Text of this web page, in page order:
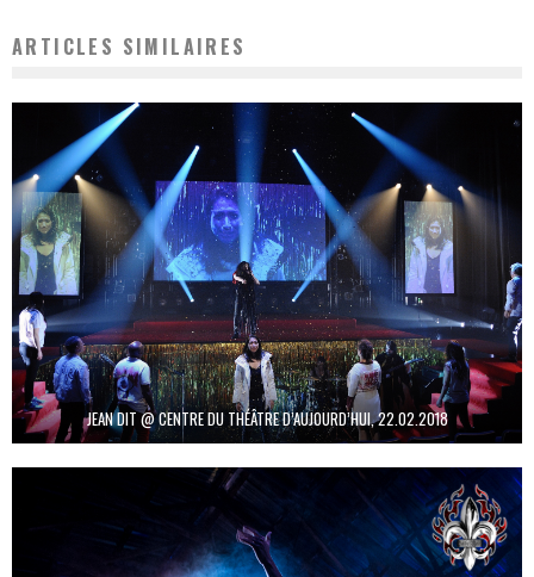
ARTICLES SIMILAIRES
JEAN DIT @ CENTRE DU THÉÂTRE D’AUJOURD’HUI, 22.02.2018